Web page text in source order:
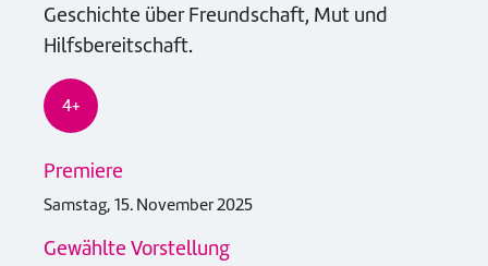
Geschichte über Freundschaft, Mut und
Hilfsbereitschaft.
4+
Premiere
Samstag, 15. November 2025
Gewählte Vorstellung